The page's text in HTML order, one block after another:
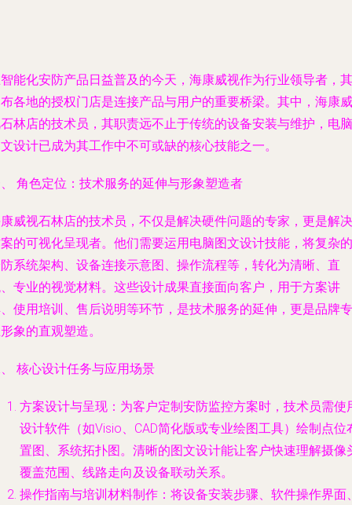
能化安防产品日益普及的今天，海康威视作为行业领导者，其
各地的授权门店是连接产品与用户的重要桥梁。其中，海康威
林店的技术员，其职责远不止于传统的设备安装与维护，电脑
设计已成为其工作中不可或缺的核心技能之一。
角色定位：技术服务的延伸与形象塑造者
威视石林店的技术员，不仅是解决硬件问题的专家，更是解决
的可视化呈现者。他们需要运用电脑图文设计技能，将复杂的
系统架构、设备连接示意图、操作流程等，转化为清晰、直
专业的视觉材料。这些设计成果直接面向客户，用于方案讲
使用培训、售后说明等环节，是技术服务的延伸，更是品牌专
象的直观塑造。
核心设计任务与应用场景
方案设计与呈现 ：为客户定制安防监控方案时，技术员需使
设计软件（如Visio、CAD简化版或专业绘图工具）绘制点位
置图、系统拓扑图。清晰的图文设计能让客户快速理解摄像
覆盖范围、线路走向及设备联动关系。
操作指南与培训材料制作 ：将设备安装步骤、软件操作界面